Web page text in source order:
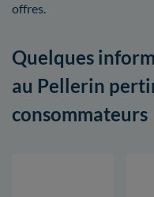
offres.
Quelques
au Pellerin
consommateurs